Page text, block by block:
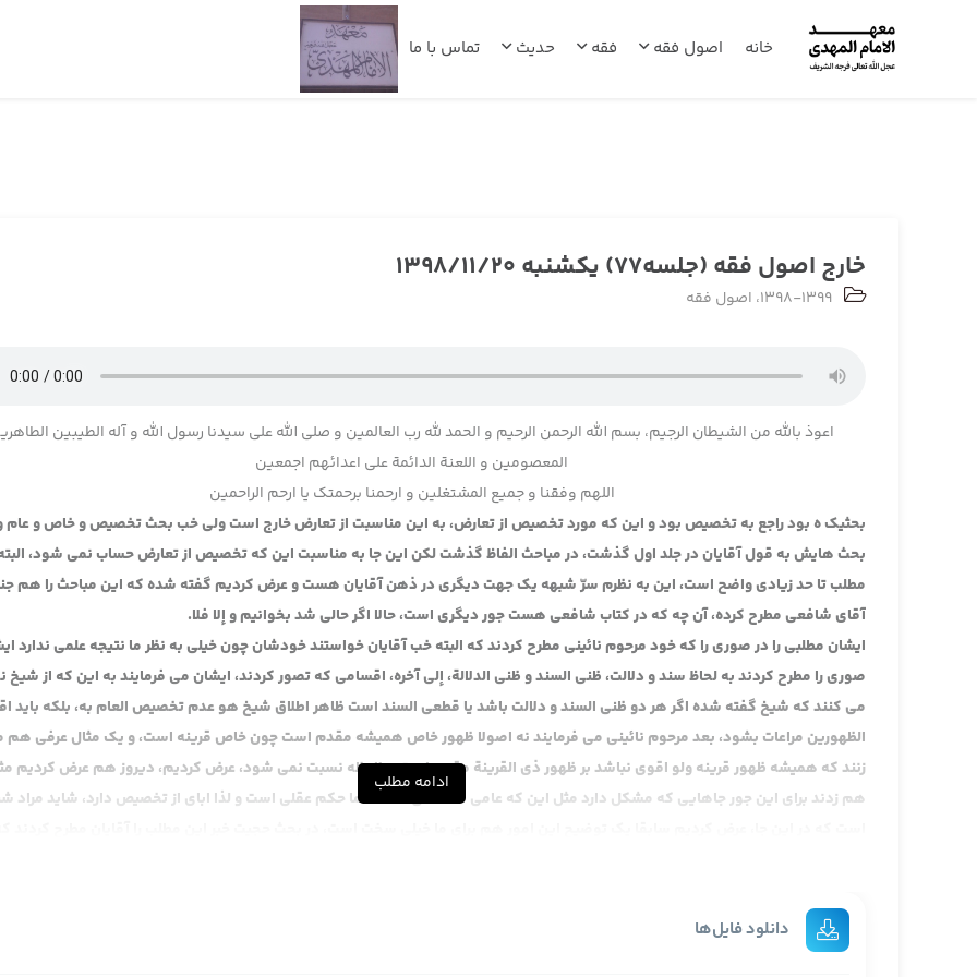
خانه اصول فقه فقه حدیث تماس با ما
خارج اصول فقه (جلسه77) یکشنبه 1398/11/20
1398-1399، اصول فقه
اعوذ بالله من الشیطان الرجیم، بسم الله الرحمن الرحیم و الحمد لله رب العالمین و صلی الله علی سیدنا رسول الله و آله الطیبین
المعصومین و اللعنة الدائمة علی اعدائهم اجمعین
اللهم وفقنا و جمیع المشتغلین و ارحمنا برحمتک یا ارحم الراحمین
بحثیک ه بود راجع به تخصیص بود و این که مورد تخصیص از تعارض، به این مناسبت از تعارض خارج است ولی خب بحث تخصیص و خاص و عام و
بحث هایش به قول آقایان در جلد اول گذشت، در مباحث الفاظ گذشت لکن این جا به مناسبت این که تخصیص از تعارض حساب نمی شود،
مطلب تا حد زیادی واضح است، این به نظرم سرّ شبهه یک جهت دیگری در ذهن آقایان هست و عرض کردیم گفته شده که این مباحث را هم
آقای شافعی مطرح کرده، آن چه که در کتاب شافعی هست جور دیگری است، حالا اگر حالی شد بخوانیم و إلا فلا.
ایشان مطلبی را در صوری را که خود مرحوم نائینی مطرح کردند که البته خب آقایان خواستند خودشان چون خیلی به نظر ما نتیجه علمی ندارد
صوری را مطرح کردند به لحاظ سند و دلالت، ظنی السند و ظنی الدلالة، إلی آخره، اقسامی که تصور کردند، ایشان می فرمایند به این که از شیخ
می کنند که شیخ گفته شده اگر هر دو ظنی السند و دلالت باشد یا قطعی السند است ظاهر اطلاق شیخ هو عدم تخصیص العام به، بلکه باید
الظهورین مراعات بشود، بعد مرحوم نائینی می فرمایند نه اصولا ظهور خاص همیشه مقدم است چون خاص قرینه است، و یک مثال عرفی هم
زنند که همیشه ظهور قرینه ولو اقوی نباشد بر ظهور ذی القرینة مقدم است، ملاحظه نسبت نمی شود، عرض کردیم، دیروز هم عرض کردیم
هم زدند برای این جور جاهایی که مشکل دارد مثل این که عامی که لفظی هست اما حکم عقلی است و لذا ابای از تخصیص دارد، شاید مراد
باشد، آیه نباء آن آیه را نسخ کرده و باز یک بحث های جنبی عده دیگه که حالا این آیه زودتر بوده، آن زودتر بوده، ناسخ اول بوده منسوخ اول
عرض کردیم در محلش که این ها ابحاثی هستند که به محصلی نمی رسد بیشتر جنبه پر کردن فراغ وقت است.
ادامه مطلب
دانلود فایل‌ها